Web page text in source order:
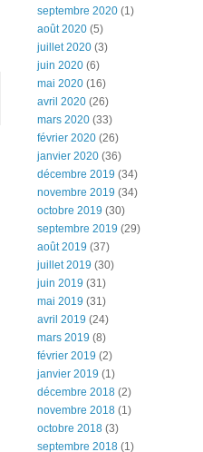
septembre 2020 (1)
août 2020 (5)
juillet 2020 (3)
juin 2020 (6)
mai 2020 (16)
avril 2020 (26)
mars 2020 (33)
février 2020 (26)
janvier 2020 (36)
décembre 2019 (34)
novembre 2019 (34)
octobre 2019 (30)
septembre 2019 (29)
août 2019 (37)
juillet 2019 (30)
juin 2019 (31)
mai 2019 (31)
avril 2019 (24)
mars 2019 (8)
février 2019 (2)
janvier 2019 (1)
décembre 2018 (2)
novembre 2018 (1)
octobre 2018 (3)
septembre 2018 (1)